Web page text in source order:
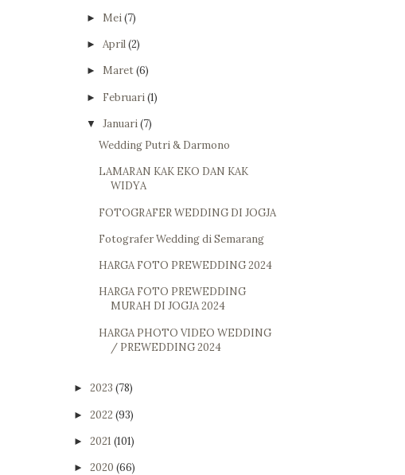
► Mei(7)
► April(2)
► Maret(6)
► Februari(1)
▼ Januari(7)
Wedding Putri & Darmono
LAMARAN KAK EKO DAN KAK
WIDYA
FOTOGRAFER WEDDING DI JOGJA
Fotografer Wedding di Semarang
HARGA FOTO PREWEDDING 2024
HARGA FOTO PREWEDDING
MURAH DI JOGJA 2024
HARGA PHOTO VIDEO WEDDING
/ PREWEDDING 2024
► 2023 (78)
► 2022 (93)
► 2021 (101)
► 2020 (66)